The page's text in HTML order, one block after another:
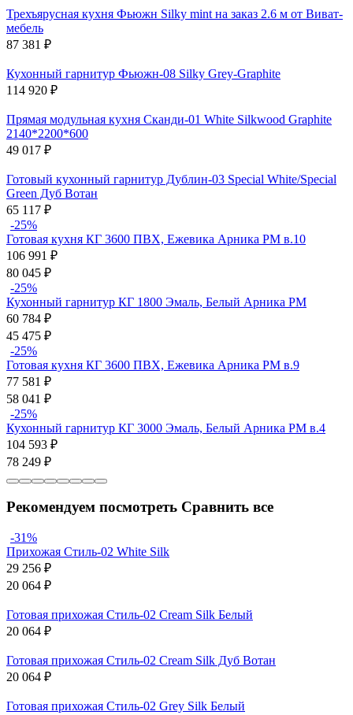
Трехъярусная кухня Фьюжн Silky mint на заказ 2.6 м от Виват-
мебель
87 381 ₽
Кухонный гарнитур Фьюжн-08 Silky Grey-Graphite
114 920 ₽
Прямая модульная кухня Сканди-01 White Silkwood Graphite
2140*2200*600
49 017 ₽
Готовый кухонный гарнитур Дублин-03 Special White/Special
Green Дуб Вотан
65 117 ₽
-25%
Готовая кухня КГ 3600 ПВХ, Ежевика Арника РМ в.10
106 991 ₽
80 045 ₽
-25%
Кухонный гарнитур КГ 1800 Эмаль, Белый Арника РМ
60 784 ₽
45 475 ₽
-25%
Готовая кухня КГ 3600 ПВХ, Ежевика Арника РМ в.9
77 581 ₽
58 041 ₽
-25%
Кухонный гарнитур КГ 3000 Эмаль, Белый Арника РМ в.4
104 593 ₽
78 249 ₽
Рекомендуем посмотреть Сравнить все
-31%
Прихожая Стиль-02 White Silk
29 256 ₽
20 064 ₽
Готовая прихожая Стиль-02 Cream Silk Белый
20 064 ₽
Готовая прихожая Стиль-02 Cream Silk Дуб Вотан
20 064 ₽
Готовая прихожая Стиль-02 Grey Silk Белый